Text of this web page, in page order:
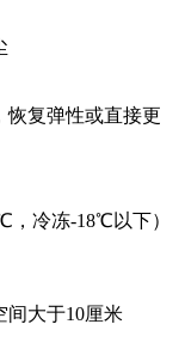
恢复弹性或直接更
，冷冻-18℃以下）
间大于10厘米